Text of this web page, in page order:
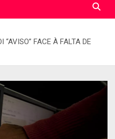
“AVISO” FACE À FALTA DE